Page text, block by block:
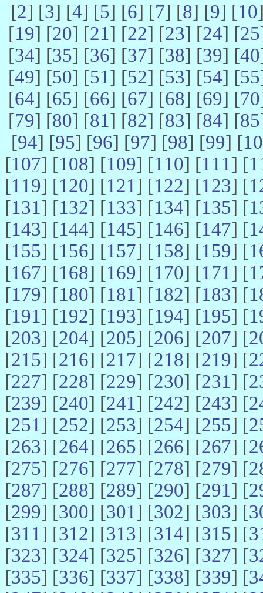
[2] [3] [4] [5] [6] [7] [8] [9] [10
[19] [20] [21] [22] [23] [24] [25
[34] [35] [36] [37] [38] [39] [40
[49] [50] [51] [52] [53] [54] [55
[64] [65] [66] [67] [68] [69] [70
[79] [80] [81] [82] [83] [84] [85
[94] [95] [96] [97] [98] [99] [
[107] [108] [109] [110] [111] [
[119] [120] [121] [122] [123] [
[131] [132] [133] [134] [135] [
[143] [144] [145] [146] [147] [
[155] [156] [157] [158] [159] [
[167] [168] [169] [170] [171] [
[179] [180] [181] [182] [183] [
[191] [192] [193] [194] [195] [
[203] [204] [205] [206] [207] [
[215] [216] [217] [218] [219] [
[227] [228] [229] [230] [231] [
[239] [240] [241] [242] [243] [
[251] [252] [253] [254] [255] [
[263] [264] [265] [266] [267] [
[275] [276] [277] [278] [279] [
[287] [288] [289] [290] [291] [
[299] [300] [301] [302] [303] [
[311] [312] [313] [314] [315] [
[323] [324] [325] [326] [327] [
[335] [336] [337] [338] [339] [